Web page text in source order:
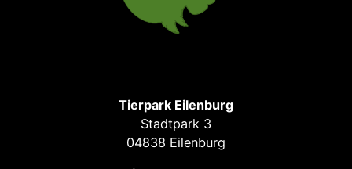
Tierpark Eilenburg
Stadtpark 3
04838 Eilenburg